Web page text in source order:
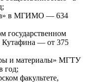
в МГИМО — 634
государственном
Кутафина — от 375
и материалы» МГТУ
год;
факультете,